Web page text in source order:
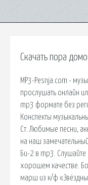
Скачать пора
MP3-Pesnja.com -
прослушать онлайн
mp3 формате без
Конспекты
Ст. Любимые песни,
на наш
Би-2 в mp3. Слушайте
хорошем качестве.
марш из к/ф